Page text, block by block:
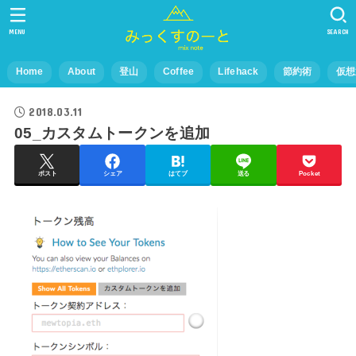
Home About 登山 Coffee Lifehack 節約術 仮
SEARCH
MENU
2018.03.11
05_カスタムトークンを追加
ポスト シェア はてブ 送る Pocket